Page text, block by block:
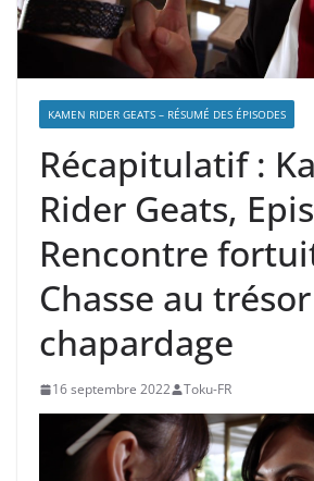
KAMEN RIDER GEATS – RÉSUMÉ DES ÉPISODES
Récapitulatif :
Rider Geats,
Rencontre
Chasse au
chapardage
16 septembre 2022 Toku-FR